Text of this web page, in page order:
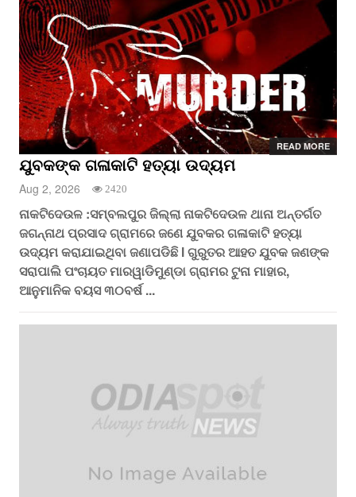
READ MORE
ଯୁବକଙ୍କ ଗଳାକାଟି ହତ୍ୟା ଉଦ୍ୟମ
Aug 2, 2026 2420
ନାକଟିଦେଉଳ :ସମ୍ବଲପୁର ଜିଲ୍ଲା ନାକଟିଦେଉଳ ଥାନା ଅନ୍ତର୍ଗତ
ଜଗନ୍ନାଥ ପ୍ରସାଦ ଗ୍ରାମରେ ଜଣେ ଯୁବକର ଗଳାକାଟି ହତ୍ୟା
ଉଦ୍ୟମ କରାଯାଇଥିବା ଜଣାପଡିଛି l ଗୁରୁତର ଆହତ ଯୁବକ ଜଣଙ୍କ
ସରାପାଲି ପଂଚାୟତ ମାରୱାଡିମୁଣ୍ଡା ଗ୍ରାମର ଟୁନା ମାହାର,
ଆନୁମାନିକ ବୟସ ୩୦ବର୍ଷ ...